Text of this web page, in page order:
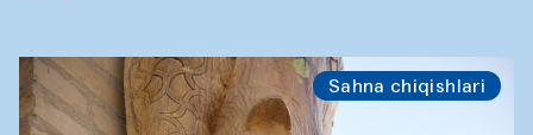
Sahna chiqishlari